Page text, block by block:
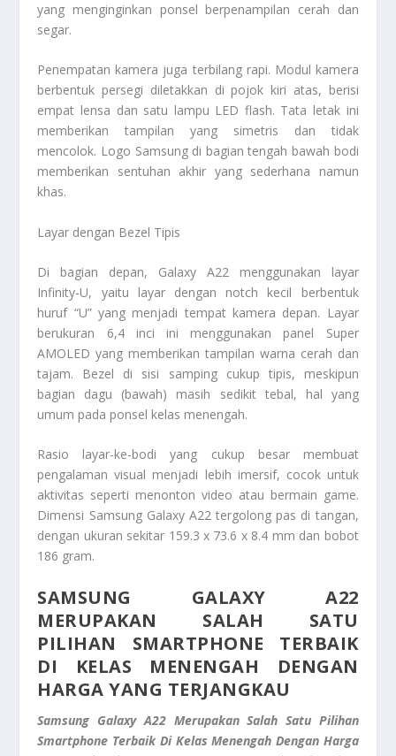
yang menginginkan ponsel berpenampilan cerah dan
segar.
Penempatan kamera juga terbilang rapi. Modul kamera
berbentuk persegi diletakkan di pojok kiri atas, berisi
empat lensa dan satu lampu LED flash. Tata letak ini
memberikan tampilan yang simetris dan tidak
mencolok. Logo Samsung di bagian tengah bawah bodi
memberikan sentuhan akhir yang sederhana namun
khas.
Layar dengan Bezel Tipis
Di bagian depan, Galaxy A22 menggunakan layar
Infinity-U, yaitu layar dengan notch kecil berbentuk
huruf “U” yang menjadi tempat kamera depan. Layar
berukuran 6,4 inci ini menggunakan panel Super
AMOLED yang memberikan tampilan warna cerah dan
tajam. Bezel di sisi samping cukup tipis, meskipun
bagian dagu (bawah) masih sedikit tebal, hal yang
umum pada ponsel kelas menengah.
Rasio layar-ke-bodi yang cukup besar membuat
pengalaman visual menjadi lebih imersif, cocok untuk
aktivitas seperti menonton video atau bermain game.
Dimensi Samsung Galaxy A22 tergolong pas di tangan,
dengan ukuran sekitar 159.3 x 73.6 x 8.4 mm dan bobot
186 gram.
SAMSUNG GALAXY A22
MERUPAKAN SALAH SATU
PILIHAN SMARTPHONE TERBAIK
DI KELAS MENENGAH DENGAN
HARGA YANG TERJANGKAU
Samsung Galaxy A22 Merupakan Salah Satu Pilihan
Smartphone Terbaik Di Kelas Menengah Dengan Harga